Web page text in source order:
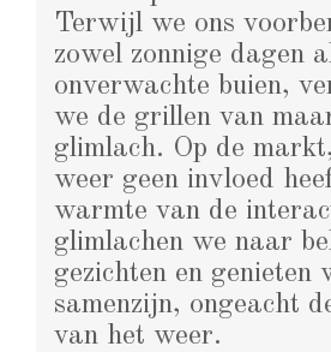
Terwijl we ons
zowel zonnige dagen
onverwachte buien,
we de grillen van
glimlach. Op de
weer geen invloed
warmte van de
glimlachen we naar
gezichten en genieten
samenzijn, ongeacht
van het weer.